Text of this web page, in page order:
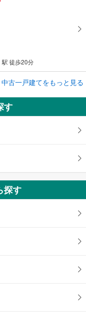
駅 徒歩20分
徒歩11分
中古一戸建てをもっと見る
す
探す